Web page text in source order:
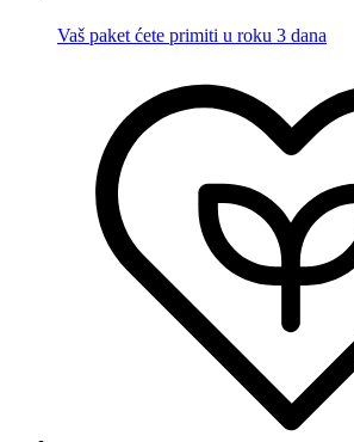
Vaš paket ćete primiti u roku 3 dana